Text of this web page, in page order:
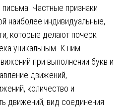
письма. Частные признаки
наиболее индивидуальные,
которые делают почерк
уникальным. К ним
при выполнении букв и
движений,
количество и
движений, вид соединения